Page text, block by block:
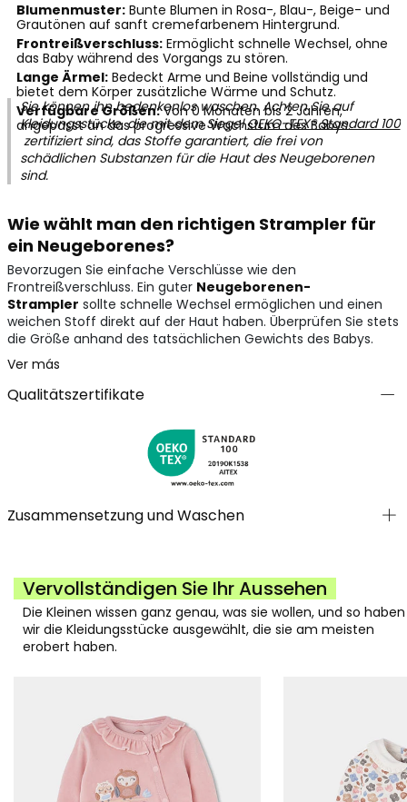
Blumenmuster:Bunte Blumen in Rosa-, Blau-, Beige- und
Grautönen auf sanft cremefarbenem Hintergrund.
Frontreißverschluss:Ermöglicht schnelle Wechsel, ohne
das Baby während des Vorgangs zu stören.
Lange Ärmel:Bedeckt Arme und Beine vollständig und
bietet dem Körper zusätzliche Wärme und Schutz.
Verfügbare Größen:Von 0 Monaten bis 2 Jahren,
angepasst an das progressive Wachstum des Babys.
Sie können ihn bedenkenlos waschen. Achten Sie auf
Kleidungsstücke, die mit dem SiegelOEKO-TEX® Standard 100
zertifiziert sind, das Stoffe garantiert, die frei von
schädlichen Substanzen für die Haut des Neugeborenen
sind.
Wie wählt man den richtigen Strampler für
ein Neugeborenes?
Bevorzugen Sie einfache Verschlüsse wie den
Frontreißverschluss. Ein guter Neugeborenen-
Strampler sollte schnelle Wechsel ermöglichen und einen
weichen Stoff direkt auf der Haut haben. Überprüfen Sie stets
die Größe anhand des tatsächlichen Gewichts des Babys.
Ver más
Qualitätszertifikate
Zusammensetzung und Waschen
Vervollständigen Sie Ihr Aussehen
Die Kleinen wissen ganz genau, was sie wollen, und so haben
wir die Kleidungsstücke ausgewählt, die sie am meisten
erobert haben.